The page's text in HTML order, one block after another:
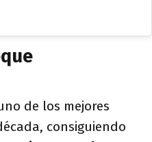
de los mejores
consiguiendo